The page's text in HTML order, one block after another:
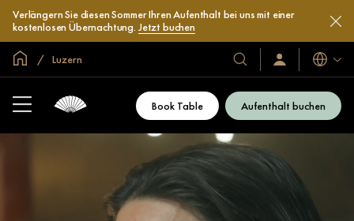
Verlängern Sie diesen Sommer Ihren Aufenthalt bei uns mit einer
kostenlosen Übernachtung. Jetzt buchen
In der Welt zu Hause
Luzern
Unsere
Hotels
und
Resorts
Anmelden/Jetzt
beitreten
Sprachen
Book Table Aufenthalt buchen